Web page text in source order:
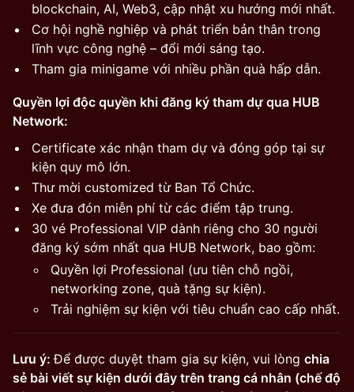
blockchain, AI, Web3, cập nhật xu hướng mới nhất.
Cơ hội nghề nghiệp và phát triển bản thân trong
lĩnh vực công nghệ – đổi mới sáng tạo.
Tham gia minigame với nhiều phần quà hấp dẫn.
Quyền lợi độc quyền khi đăng ký tham dự qua HUB
Network:
Certificate xác nhận tham dự và đóng góp tại sự
kiện quy mô lớn.
Thư mời customized từ Ban Tổ Chức.
Xe đưa đón miễn phí từ các điểm tập trung.
30 vé Professional VIP dành riêng cho 30 người
đăng ký sớm nhất qua HUB Network, bao gồm:
Quyền lợi Professional (ưu tiên chỗ ngồi,
networking zone, quà tặng sự kiện).
Trải nghiệm sự kiện với tiêu chuẩn cao cấp nhất.
Lưu ý:Để được duyệt tham gia sự kiện, vui lòng chia
sẻ bài viết sự kiện dưới đây trên trang cá nhân (chế độ